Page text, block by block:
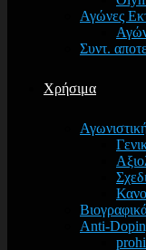
Αγώνες
Συντ.
Χρήσιμα
Anti-